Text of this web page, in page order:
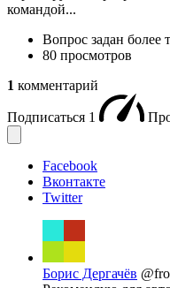
командой...
Вопрос задан более
80 просмотров
1 комментарий
Подписаться 1
Facebook
Вконтакте
Twitter
Борис Дергачёв